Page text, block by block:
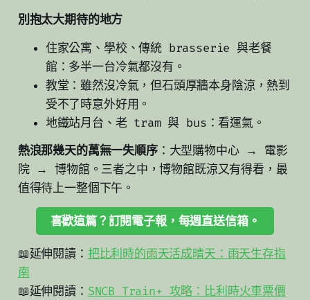
別抱太大期待的地方
住家公寓、學校、傳統 brasserie 與老餐
館：多半一台冷氣都沒有。
教堂：雖然沒冷氣，但石頭厚牆本身陰涼，熱到
受不了時意外好用。
地鐵站月台、老 tram 與 bus：看運氣。
熱浪那幾天的萬無一失順序：大型購物中心 → 電影
院 → 博物館。三者之中，博物館既涼又有得看，最
值得待上一整個下午。
喜歡這篇？訂閱電子報，每週直送信箱。
📖延伸閱讀： 把比利時的雨天活成晴天：雨天生存指
南
📖延伸閱讀： SNCB Train+ 攻略：比利時火車票價